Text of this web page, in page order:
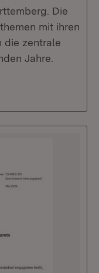
Die
mit ihren
die zentrale
Jahre.